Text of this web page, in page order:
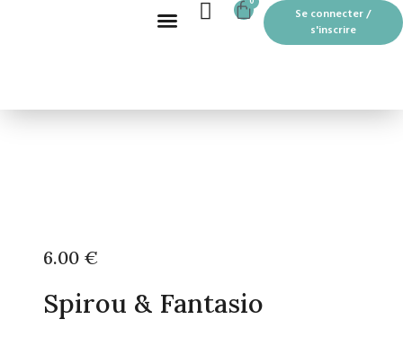
CART
Se connecter /
s'inscrire
6.00 €
Spirou & Fantasio